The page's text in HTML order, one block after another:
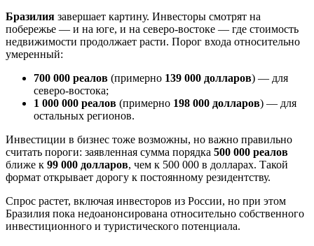
Бразилия завершает картину. Инвесторы смотрят на
побережье — и на юге, и на северо-востоке — где стоимость
недвижимости продолжает расти. Порог входа относительно
умеренный:
700 000 реалов (примерно 139 000 долларов) — для
северо-востока;
1 000 000 реалов (примерно 198 000 долларов) — для
остальных регионов.
Инвестиции в бизнес тоже возможны, но важно правильно
считать пороги: заявленная сумма порядка 500 000 реалов
ближе к 99 000 долларов, чем к 500 000 в долларах. Такой
формат открывает дорогу к постоянному резидентству.
Спрос растет, включая инвесторов из России, но при этом
Бразилия пока недоанонсирована относительно собственного
инвестиционного и туристического потенциала.